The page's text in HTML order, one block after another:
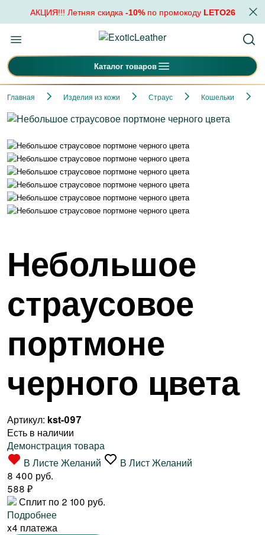
АКЦИЯ!!! Летняя скидка -10%по промокоду LETO26
Каталог товаров
Главная Изделия из кожи Страус Кошельки
Небольшое
страусовое
портмоне
черного цвета
Артикул: kst-097
Есть в наличии
Демонстрация товара
В Листе Желаний
В Лист Желаний
8 400 руб.
588 ₽
Сплит по 2 100 руб.
Подробнее
x4 платежа